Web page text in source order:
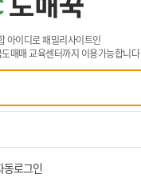
아이디로 패밀리사이트인
매매 교육센터까지 이용가능합니다
동로그인